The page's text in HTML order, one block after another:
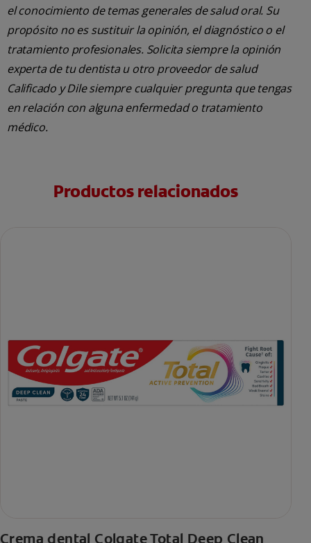
el conocimiento de temas generales de salud oral. Su
propósito no es sustituir la opinión, el diagnóstico o el
tratamiento profesionales. Solicita siempre la opinión
experta de tu dentista u otro proveedor de salud
Calificado y Dile siempre cualquier pregunta que tengas
en relación con alguna enfermedad o tratamiento
médico.
Productos relacionados
Crema dental Colgate Total Deep Clean